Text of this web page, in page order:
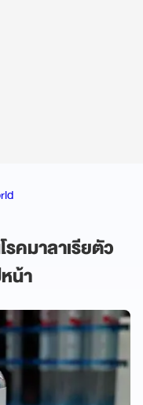
คมาลาเรียตัว
น้า